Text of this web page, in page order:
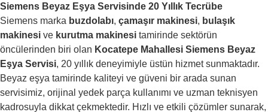
Siemens Beyaz Eşya Servisinde 20 Yıllık Tecrübe
Siemens marka buzdolabı, çamaşır makinesi, bulaşık
makinesi ve kurutma makinesi tamirinde sektörün
öncülerinden biri olan Kocatepe Mahallesi Siemens Beyaz
Eşya Servisi, 20 yıllık deneyimiyle üstün hizmet sunmaktadır.
Beyaz eşya tamirinde kaliteyi ve güveni bir arada sunan
servisimiz, orijinal yedek parça kullanımı ve uzman teknisyen
kadrosuyla dikkat çekmektedir. Hızlı ve etkili çözümler sunarak,